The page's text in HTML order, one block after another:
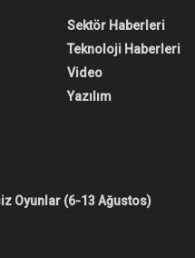
Sektör Haberleri
Teknoloji Haberleri
Video
Yazılım
Oyunlar (6-13 Ağustos)